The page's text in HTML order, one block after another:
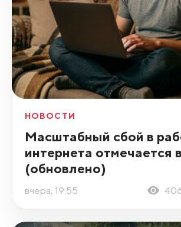
НОВОСТИ
Масштабный сбой в
интернета отмечается
(обновлено)
вчера, 19:55